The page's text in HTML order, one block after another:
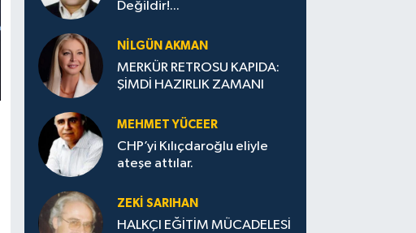
Değildir!...
NILGÜN AKMAN
MERKÜR RETROSU KAPIDA:
ŞİMDİ HAZIRLIK ZAMANI
MEHMET YÜCEER
CHP’yi Kılıçdaroğlu eliyle
ateşe attılar.
ZEKI SARIHAN
HALKÇI EĞİTİM MÜCADELESİ